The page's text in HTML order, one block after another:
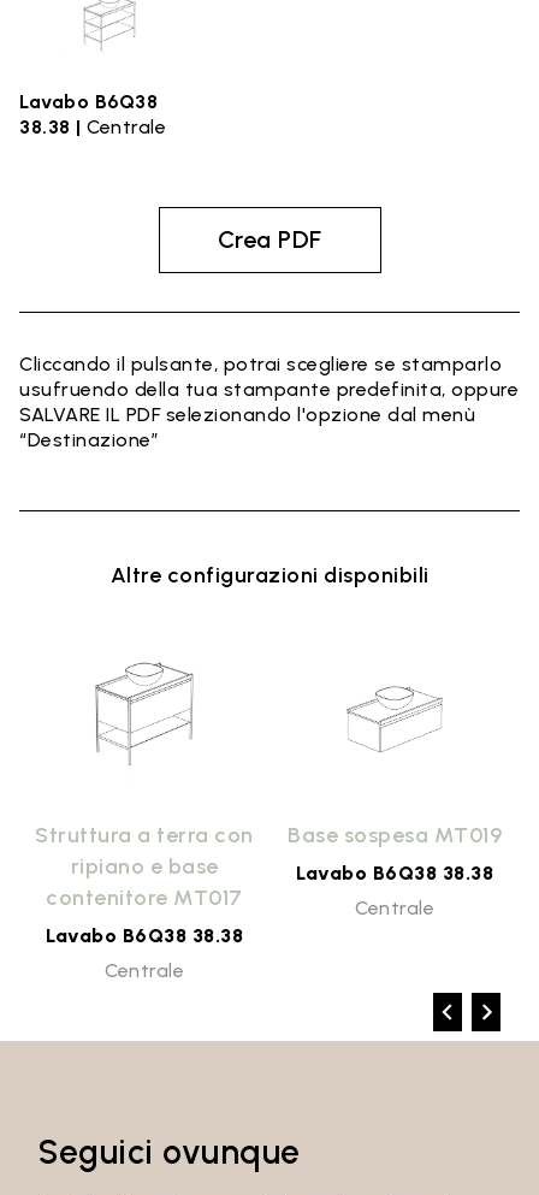
Lavabo B6Q38
38.38 | Centrale
Crea PDF
Cliccando il pulsante, potrai scegliere se stamparlo
usufruendo della tua stampante predefinita, oppure
SALVARE IL PDF selezionando l'opzione dal menù
“Destinazione”
Altre configurazioni disponibili
Struttura a terra con
ripiano e base
contenitore MT017
Lavabo B6Q38 38.38
Centrale
Base sospesa MT019
Lavabo B6Q38 38.38
Centrale
Seguici ovunque